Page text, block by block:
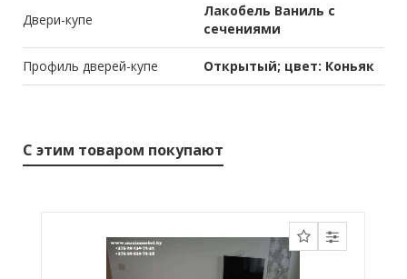
Двери-купе
Лакобель Ваниль с
сечениями
Профиль дверей-купе Открытый; цвет: Коньяк
С этим товаром покупают